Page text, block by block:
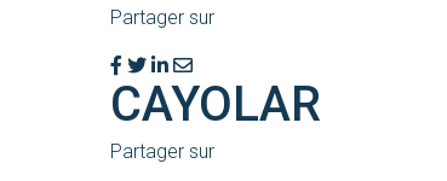
Partager sur
CAYOLAR
Partager sur